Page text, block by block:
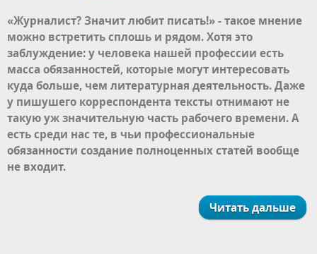
«Журналист? Значит любит писать!» - такое мнение
можно встретить сплошь и рядом. Хотя это
заблуждение: у человека нашей профессии есть
масса обязанностей, которые могут интересовать
куда больше, чем литературная деятельность. Даже
у пишушего корреспондента тексты отнимают не
такую уж значительную часть рабочего времени. А
есть среди нас те, в чьи профессиональные
обязанности создание полноценных статей вообще
не входит.
Читать дальше